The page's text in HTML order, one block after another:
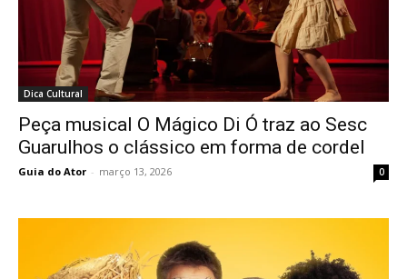
Dica Cultural
Peça musical O Mágico Di Ó traz ao Sesc
Guarulhos o clássico em forma de cordel
Guia do Ator - março 13, 2026 0